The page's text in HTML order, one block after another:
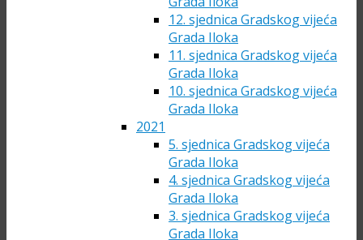
12. sjednica Gradskog vijeća
Grada Iloka
11. sjednica Gradskog vijeća
Grada Iloka
10. sjednica Gradskog vijeća
Grada Iloka
2021
5. sjednica Gradskog vijeća
Grada Iloka
4. sjednica Gradskog vijeća
Grada Iloka
3. sjednica Gradskog vijeća
Grada Iloka